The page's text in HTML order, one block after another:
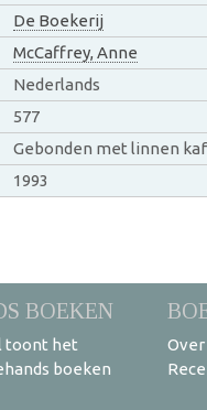
De Boekerij
McCaffrey, Anne
Nederlands
577
Gebonden met linnen
1993
BOEKEN
toont het
boeken
Over